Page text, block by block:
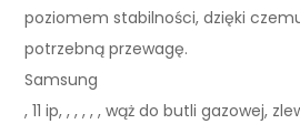
poziomem stabilności, dzięki
potrzebną przewagę.
Samsung
, 11 ip, , , , , , wąż do butli gazowej,